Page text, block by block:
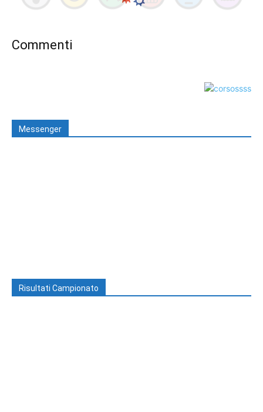
Commenti
Messenger
Risultati Campionato